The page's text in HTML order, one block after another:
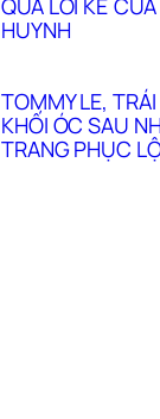
QUA LỜI KỂ
HUYNH
TOMMY LE,
KHỐI ÓC SAU
TRANG PHỤC